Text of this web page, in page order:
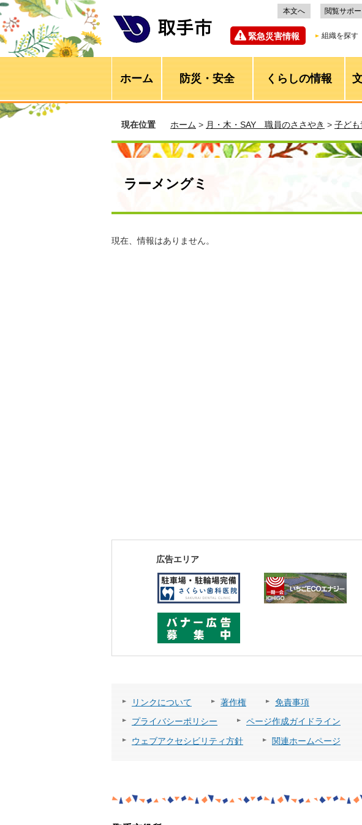
本文へ 閲覧サポ
緊急災害情報 組織を探す
ホーム 防災・安全 くらしの情報
現在位置 ホーム > 月・木・SAY 職員のささやき > 子ども
ラーメングミ
現在、情報はありません。
広告エリア
リンクについて 著作権
免責事項
プライバシーポリシー
ページ作成ガイドライン
ウェブアクセシビリティ方針
関連ホームページ